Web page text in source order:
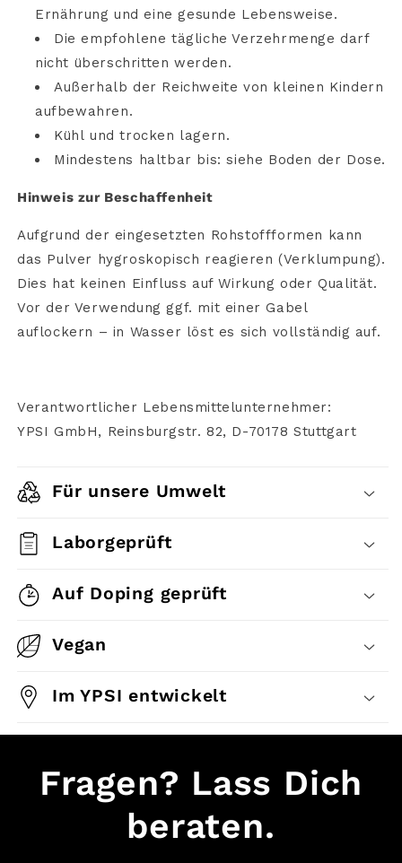
Ernährung undeinegesunde Lebensweise.
DieempfohlenetäglicheVerzehrmengedarf
nicht überschrittenwerden.
Außerhalb der Reichweitevon kleinen Kindern
aufbewahren.
Kühl undtrocken lagern.
Mindestens haltbar bis:siehe Boden der Dose.
Hinweis zur Beschaffenheit
Aufgrundder eingesetzten Rohstoffformen kann
das Pulver hygroskopisch reagieren (Verklumpung).
Dies hat keinen Einfluss aufWirkungoderQualität.
Vorder Verwendungggf. mit einerGabel
auflockern – in Wasser löst es sich vollständig auf.
Verantwortlicher Lebensmittelunternehmer:
YPSI GmbH, Reinsburgstr. 82, D-70178 Stuttgart
Für unsere Umwelt
Laborgeprüft
Auf Doping geprüft
Vegan
Im YPSI entwickelt
Fragen? Lass Dich
beraten.